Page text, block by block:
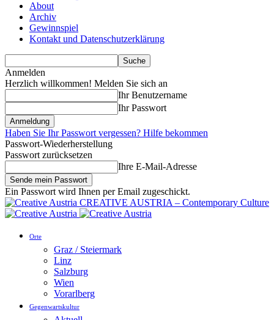
About
Archiv
Gewinnspiel
Kontakt und Datenschutzerklärung
Anmelden
Herzlich willkommen! Melden Sie sich an
Ihr Benutzername
Ihr Passwort
Haben Sie Ihr Passwort vergessen? Hilfe bekommen
Passwort-Wiederherstellung
Passwort zurücksetzen
Ihre E-Mail-Adresse
Ein Passwort wird Ihnen per Email zugeschickt.
CREATIVE AUSTRIA – Contemporary Culture
Orte
Graz / Steiermark
Linz
Salzburg
Wien
Vorarlberg
Gegenwartskultur